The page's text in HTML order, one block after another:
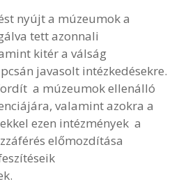
nyújt a múzeumok a
tett azonnali
kitér a válság
javasolt intézkedésekre.
a múzeumok ellenálló
valamint azokra a
ezen intézmények a
előmozdítása